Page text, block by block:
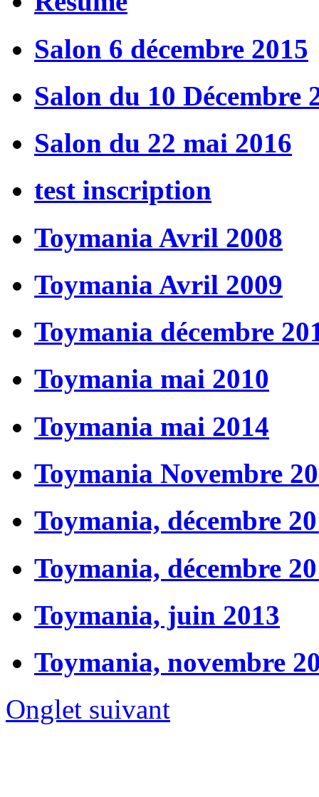
Salon 6 décembre 2015
Salon du 10 Décembre
Salon du 22 mai 2016
test inscription
Toymania Avril 2008
Toymania Avril 2009
Toymania décembre
Toymania mai 2010
Toymania mai 2014
Toymania Novembre
Toymania, décembre
Toymania, décembre
Toymania, juin 2013
Toymania, novembre
Onglet suivant